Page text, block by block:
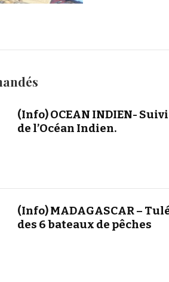
(Info) OCEAN INDIEN-
de l’Océan Indien.
(Info) MADAGASCAR –
des 6 bateaux de pêches